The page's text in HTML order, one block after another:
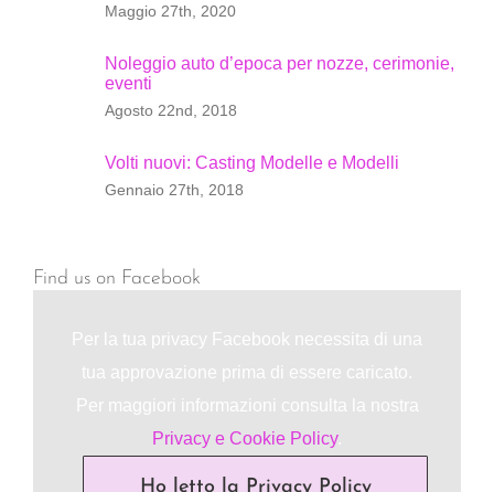
Maggio 27th, 2020
Noleggio auto d’epoca per nozze, cerimonie,
eventi
Agosto 22nd, 2018
Volti nuovi: Casting Modelle e Modelli
Gennaio 27th, 2018
Find us on Facebook
Per la tua privacy Facebook necessita di una
tua approvazione prima di essere caricato.
Per maggiori informazioni consulta la nostra
Privacy e Cookie Policy.
Ho letto la Privacy Policy